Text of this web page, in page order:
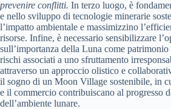
prevenire conflitti. In terzo luogo, è
e nello sviluppo di tecnologie minerarie
l’impatto ambientale e massimizzino
risorse. Infine, è necessario sensibilizzare
sull’importanza della Luna come patrimonio
rischi associati a uno sfruttamento
attraverso un approccio olistico e
il sogno di un Moon Village sostenibile, in
e il commercio contribuiscano al progresso
dell’ambiente lunare.